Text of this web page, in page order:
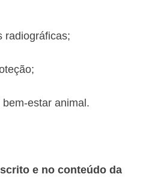
radiográficas;
estar animal.
e no conteúdo da